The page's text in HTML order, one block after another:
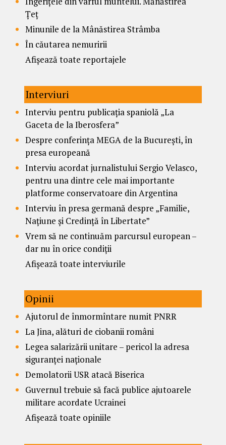
Țeț
Minunile de la Mânăstirea Strâmba
În căutarea nemuririi
Afișează toate reportajele
Interviuri
Interviu pentru publicația spaniolă „La
Gaceta de la Iberosfera”
Despre conferința MEGA de la București, în
presa europeană
Interviu acordat jurnalistului Sergio Velasco,
pentru una dintre cele mai importante
platforme conservatoare din Argentina
Interviu în presa germană despre „Familie,
Națiune și Credință în Libertate”
Vrem să ne continuăm parcursul european –
dar nu în orice condiții
Afișează toate interviurile
Opinii
Ajutorul de înmormîntare numit PNRR
La Jina, alături de ciobanii români
Legea salarizării unitare – pericol la adresa
siguranței naționale
Demolatorii USR atacă Biserica
Guvernul trebuie să facă publice ajutoarele
militare acordate Ucrainei
Afișează toate opiniile